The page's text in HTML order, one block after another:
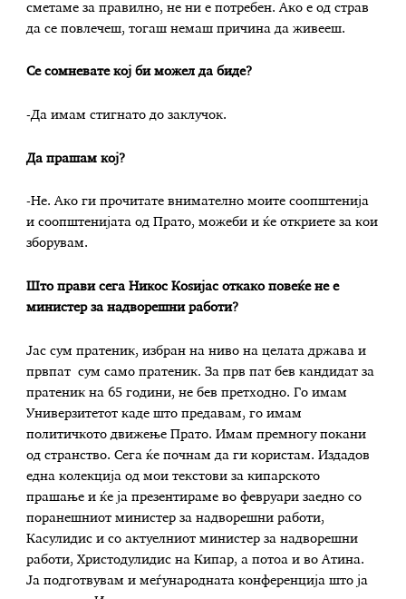
сметаме за правилно, не ни е потребен. Ако е од страв
да се повлечеш, тогаш немаш причина да живееш.
Се сомневате кој би можел да биде?
-Да имам стигнато до заклучок.
Да прашам кој?
-Не. Ако ги прочитате внимателно моите соопштенија
и соопштенијата од Прато, можеби и ќе откриете за кои
зборувам.
Што прави сега Никос Коѕијас откако повеќе не е
министер за надворешни работи?
Јас сум пратеник, избран на ниво на целата држава и
првпат сум само пратеник. За прв пат бев кандидат за
пратеник на 65 години, не бев претходно. Го имам
Универзитетот каде што предавам, го имам
политичкото движење Прато. Имам премногу покани
од странство. Сега ќе почнам да ги користам. Издадов
една колекција од мои текстови за кипарското
прашање и ќе ја презентираме во февруари заедно со
поранешниот министер за надворешни работи,
Касулидис и со актуелниот министер за надворешни
работи, Христодулидис на Кипар, а потоа и во Атина.
Ја подготвувам и меѓународната конференција што ја